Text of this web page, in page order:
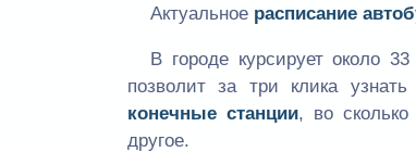
Актуальное расписание
В городе курсирует около
позволит за три клика
конечные станции, во
другое.